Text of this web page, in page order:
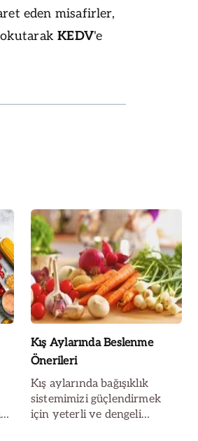
eden misafirler,
okutarakKEDV'e
Kış Aylarında Beslenme
Önerileri
Kış aylarında bağışıklık
sistemimizi güçlendirmek
için yeterli ve dengeli